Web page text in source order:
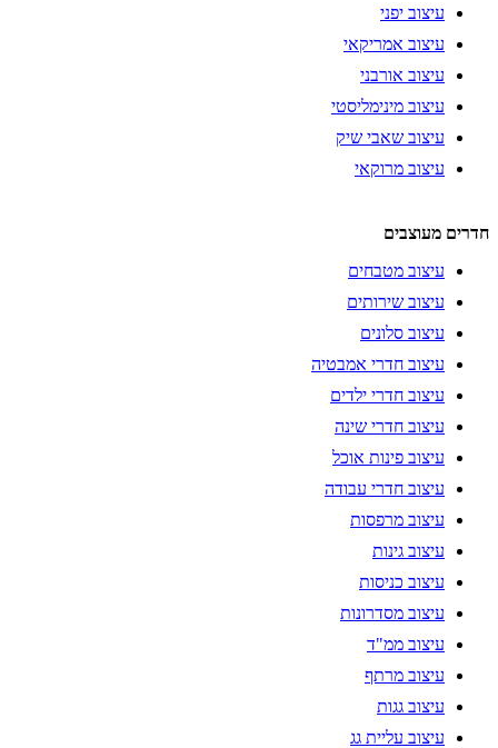
עיצוב יפני
עיצוב אמריקאי
עיצוב אורבני
עיצוב מינימליסטי
עיצוב שאבי שיק
עיצוב מרוקאי
חדרים מעוצבים
עיצוב מטבחים
עיצוב שירותים
עיצוב סלונים
עיצוב חדרי אמבטיה
עיצוב חדרי ילדים
עיצוב חדרי שינה
עיצוב פינות אוכל
עיצוב חדרי עבודה
עיצוב מרפסות
עיצוב גינות
עיצוב כניסות
עיצוב מסדרונות
עיצוב ממ"ד
עיצוב מרתף
עיצוב גגות
עיצוב עליית גג